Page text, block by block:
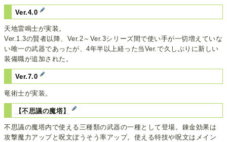
Ver.4.0
天地雷鳴士が実装。
Ver.1.3の賢者以降、Ver.2～Ver.3シリーズ間で使い手が一切増えていな
い唯一の武器であったが、4年半以上経った当Ver.で久しぶりに新しい
装備職が追加された。
Ver.7.0
竜術士が実装。
【不思議の魔塔】
不思議の魔塔内で使える三種類の武器の一種として登場。錬金効果は
攻撃魔力アップと呪文ぼうそう率アップ。使える特技や呪文はメイン